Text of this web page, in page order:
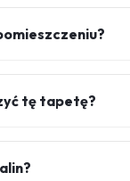
tę tapetę?